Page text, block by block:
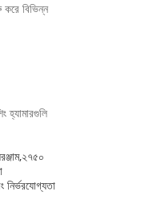
করে বিভিন্ন
হ্যামারগুলি
নির্ভরযোগ্যতা